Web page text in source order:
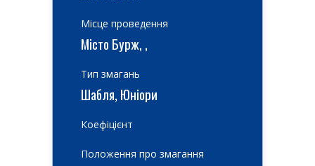
Місце проведення
Місто Бурж, ,
Тип змагань
Шабля, Юніори
Коефіцієнт
Положення про змагання